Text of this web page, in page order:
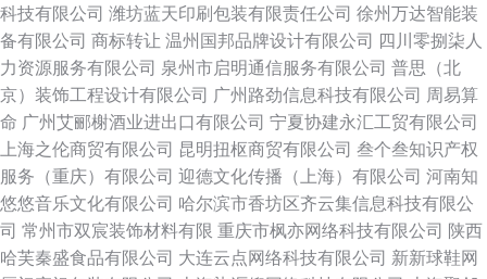
科技有限公司 潍坊蓝天印刷包装有限责任公司 徐州万达智能装
备有限公司 商标转让 温州国邦品牌设计有限公司
四川零捌柒人
力资源服务有限公司 泉州市启明通信服务有限公司 普思（北
京）装饰工程设计有限公司 广州路劲信息科技有限公司 周易算
命 广州艾郦榭酒业进出口有限公司 宁夏协建永汇工贸有限公司
上海之伦商贸有限公司 昆明扭枢商贸有限公司 叁个叁知识产权
服务（重庆）有限公司 迎德文化传播（上海）有限公司 河南知
悠悠音乐文化有限公司 哈尔滨市香坊区齐云集信息科技有限公
司 常州市双宸装饰材料有限 重庆市枫亦网络科技有限公司 陕西
哈芙秦盛食品有限公司 大连云点网络科技有限公司 新新球鞋网